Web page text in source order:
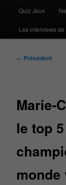
Quiz Jeux
Les interviews de
Navigation
← Précédent
Marie-
le top
monde